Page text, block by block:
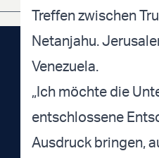
Treffen zwischen
Netanjahu.
Venezuela.
„Ich möchte die
entschlossene
Ausdruck bringen,